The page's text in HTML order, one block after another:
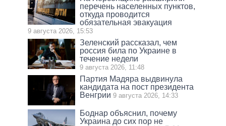
перечень населенных пунктов,
откуда проводится
обязательная эвакуация
9 августа 2026, 15:53
Зеленский рассказал, чем
россия била по Украине в
течение недели
9 августа 2026, 11:48
Партия Мадяра выдвинула
кандидата на пост президента
Венгрии 9 августа 2026, 14:33
Боднар объяснил, почему
Украина до сих пор не